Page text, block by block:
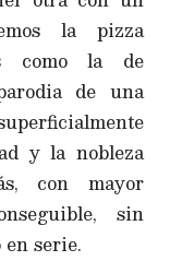
la pizza
como la de
de una
y la nobleza
con mayor
sin
serie.